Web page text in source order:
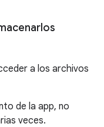
a los archivos
de la app, no
veces.